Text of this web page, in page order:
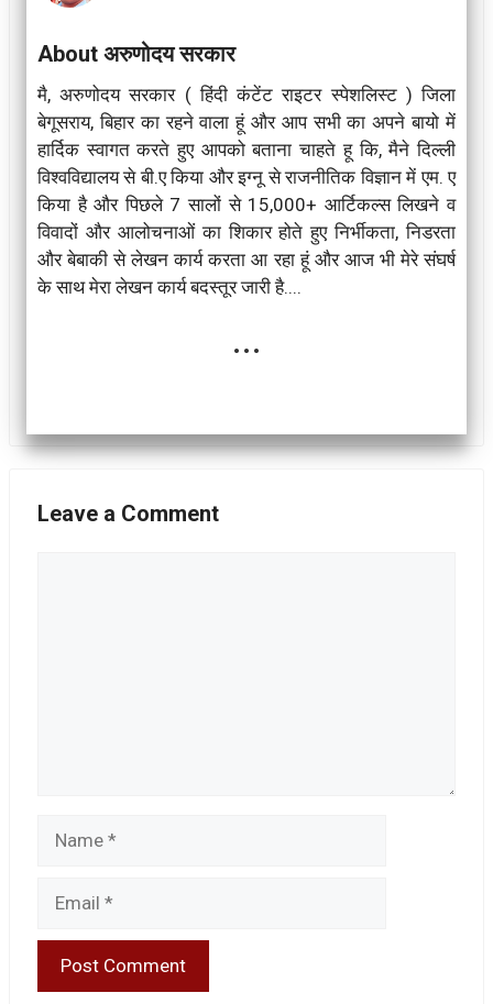
About अरुणोदय सरकार
मै, अरुणोदय सरकार ( हिंदी कंटेंट राइटर स्पेशलिस्ट ) जिला
बेगूसराय, बिहार का रहने वाला हूं और आप सभी का अपने बायो में
हार्दिक स्वागत करते हुए आपको बताना चाहते हू कि, मैने दिल्ली
विश्वविद्यालय से बी.ए किया और इग्नू से राजनीतिक विज्ञान में एम. ए
किया है और पिछले 7 सालों से 15,000+ आर्टिकल्स लिखने व
विवादों और आलोचनाओं का शिकार होते हुए निर्भीकता, निडरता
और बेबाकी से लेखन कार्य करता आ रहा हूं और आज भी मेरे संघर्ष
के साथ मेरा लेखन कार्य बदस्तूर जारी है....
...
Leave a Comment